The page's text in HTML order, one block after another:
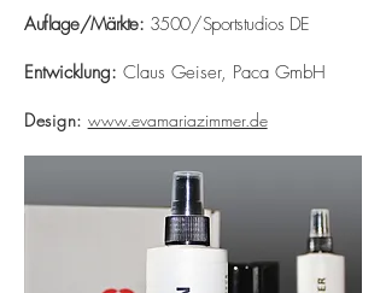
Auflage/Märkte: 3500/Sportstudios DE
Entwicklung: Claus Geiser, Paca GmbH
Design: www.evamariazimmer.de